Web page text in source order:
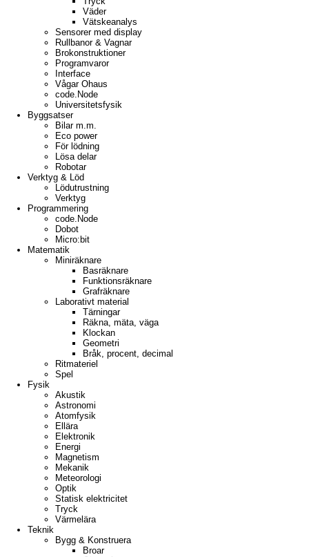
Väder
Vätskeanalys
Sensorer med display
Rullbanor & Vagnar
Brokonstruktioner
Programvaror
Interface
Vågar Ohaus
code.Node
Universitetsfysik
Byggsatser
Bilar m.m.
Eco power
För lödning
Lösa delar
Robotar
Verktyg & Löd
Lödutrustning
Verktyg
Programmering
code.Node
Dobot
Micro:bit
Matematik
Miniräknare
Basräknare
Funktionsräknare
Grafräknare
Laborativt material
Tärningar
Räkna, mäta, väga
Klockan
Geometri
Bråk, procent, decimal
Ritmateriel
Spel
Fysik
Akustik
Astronomi
Atomfysik
Ellära
Elektronik
Energi
Magnetism
Mekanik
Meteorologi
Optik
Statisk elektricitet
Tryck
Värmelära
Teknik
Bygg & Konstruera
Broar